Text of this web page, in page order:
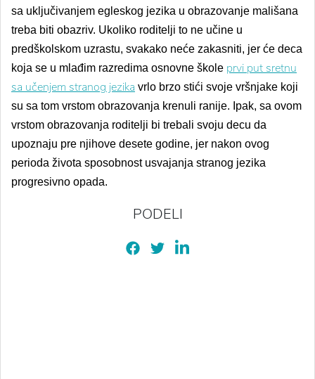
sa uključivanjem egleskog jezika u obrazovanje mališana
treba biti obazriv. Ukoliko roditelji to ne učine u
predškolskom uzrastu, svakako neće zakasniti, jer će deca
koja se u mlađim razredima osnovne škole prvi put sretnu
sa učenjem stranog jezika vrlo brzo stići svoje vršnjake koji
su sa tom vrstom obrazovanja krenuli ranije. Ipak, sa ovom
vrstom obrazovanja roditelji bi trebali svoju decu da
upoznaju pre njihove desete godine, jer nakon ovog
perioda života sposobnost usvajanja stranog jezika
progresivno opada.
PODELI